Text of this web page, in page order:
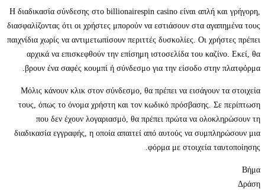
Η διαδικασία σύνδεσης στο billionairespin casino είναι απλή και γρήγορη,
διασφαλίζοντας ότι οι χρήστες μπορούν να εστιάσουν στα αγαπημένα τους
παιχνίδια χωρίς να αντιμετωπίσουν περιττές δυσκολίες. Οι χρήστες πρέπει
αρχικά να επισκεφθούν την επίσημη ιστοσελίδα του καζίνο. Εκεί, θα
βρουν ένα σαφές κουμπί ή σύνδεσμο για την είσοδο στην πλατφόρμα.
Μόλις κάνουν κλικ στον σύνδεσμο, θα πρέπει να εισάγουν τα στοιχεία
τους, όπως το όνομα χρήστη και τον κωδικό πρόσβασης. Σε περίπτωση
που δεν έχουν λογαριασμό, θα πρέπει πρώτα να ολοκληρώσουν τη
διαδικασία εγγραφής, η οποία απαιτεί από αυτούς να συμπληρώσουν μια
φόρμα με στοιχεία ταυτοποίησης.
Βήμα
Δράση